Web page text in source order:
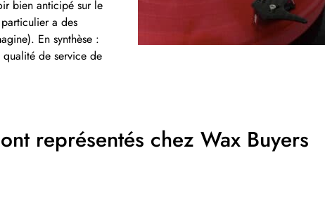
bien anticipé sur le
particulier a des
En synthèse :
de service de
représentés chez Wax Buyers